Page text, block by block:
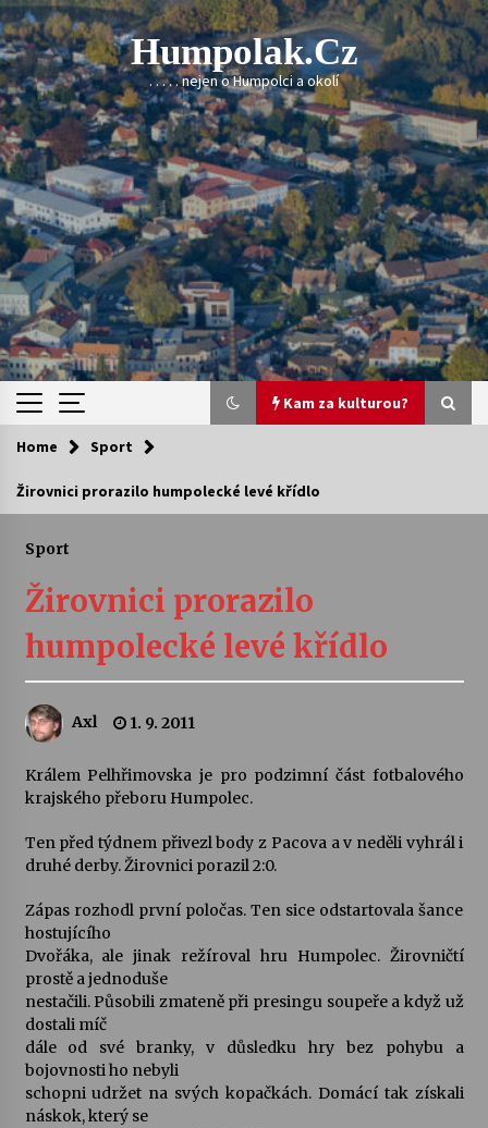
Skip
to
content
Humpolak.cz
. . . . . nejen o Humpolci a okolí
Kam za kulturou?
Kam za kulturou?
Vernisáž výstavy Josefíny Duškové: Stávám se
kapkou
Veselí muzikanti
šedesátka: 28. 7.–1. 8. 2026
28. 7. 2026
Letní koncerty ve Stromovce: Kolchoz a
28. 7. 2026
23. 7. 2026
Letní koncerty ve Stromovce: Rufus Miller
Home Sport
Žirovnici prorazilo humpolecké levé křídlo
Sport
Žirovnici prorazilo
humpolecké levé křídlo
Axl 1. 9. 2011
Králem Pelhřimovska je pro podzimní část fotbalového
krajského přeboru Humpolec.
Ten před týdnem přivezl body z Pacova a v neděli vyhrál i
druhé derby. Žirovnici porazil 2:0.
Zápas rozhodl první poločas. Ten sice odstartovala šance
hostujícího
Dvořáka, ale jinak režíroval hru Humpolec. Žirovničtí
prostě a jednoduše
nestačili. Působili zmateně při presingu soupeře a když už
dostali míč
dále od své branky, v důsledku hry bez pohybu a
bojovnosti ho nebyli
schopni udržet na svých kopačkách. Domácí tak získali
náskok, který se